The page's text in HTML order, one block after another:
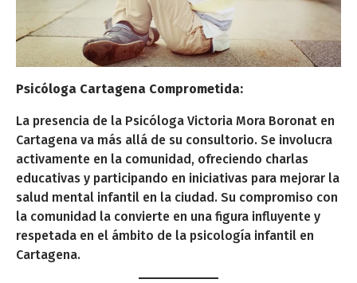
Psicóloga Cartagena Comprometida:
La presencia de la Psicóloga Victoria Mora Boronat en
Cartagena va más allá de su consultorio. Se involucra
activamente en la comunidad, ofreciendo charlas
educativas y participando en iniciativas para mejorar la
salud mental infantil en la ciudad. Su compromiso con
la comunidad la convierte en una figura influyente y
respetada en el ámbito de la psicología infantil en
Cartagena.